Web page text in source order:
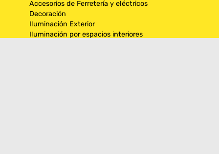
Accesorios de Ferretería y eléctricos
Decoración
Iluminación Exterior
Iluminación por espacios interiores